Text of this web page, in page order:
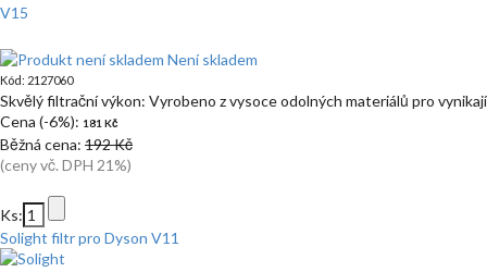
Není skladem
Kód: 2127060
Skvělý filtrační výkon: Vyrobeno z vysoce odolných materiálů pro
Cena (-6%): 181 Kč
Běžná cena: 192 Kč
(ceny vč. DPH 21%)
Ks:
Solight filtr pro Dyson V11